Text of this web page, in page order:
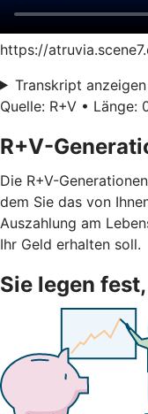
https://
Transkript anzeigen
Quelle: R+V • Länge:
R+V-
Die R+V-
dem Sie das von
Auszahlung am
Ihr Geld erhalten soll.
Sie legen